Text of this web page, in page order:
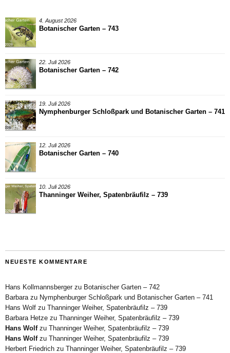
4. August 2026
Botanischer Garten – 743
22. Juli 2026
Botanischer Garten – 742
19. Juli 2026
Nymphenburger Schloßpark und Botanischer Garten – 741
12. Juli 2026
Botanischer Garten – 740
10. Juli 2026
Thanninger Weiher, Spatenbräufilz – 739
NEUESTE KOMMENTARE
Hans Kollmannsbergerzu Botanischer Garten – 742
Barbara zu Nymphenburger Schloßpark und Botanischer Garten – 741
Hans Wolf zu Thanninger Weiher, Spatenbräufilz – 739
Barbara Hetze zu Thanninger Weiher, Spatenbräufilz – 739
Hans Wolfzu Thanninger Weiher, Spatenbräufilz – 739
Hans Wolfzu Thanninger Weiher, Spatenbräufilz – 739
Herbert Friedrich zu Thanninger Weiher, Spatenbräufilz – 739